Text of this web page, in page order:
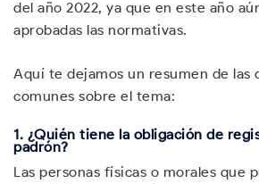
del año 2022, ya que en este año
aprobadas las normativas.
Aquí te dejamos un resumen de las
comunes sobre el tema:
1. ¿Quién tiene la obligación de
padrón?
Las personas físicas o morales que